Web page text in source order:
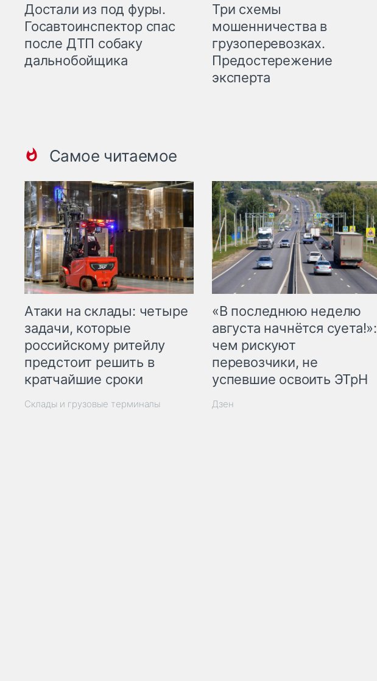
Достали из под фуры.
Госавтоинспектор спас
после ДТП собаку
дальнобойщика
Три схемы
мошенничества в
грузоперевозках.
Предостережение
эксперта
Самое читаемое
Атаки на склады: четыре
задачи, которые
российскому ритейлу
предстоит решить в
кратчайшие сроки
Склады и грузовые терминалы
«В последнюю неделю
августа начнётся суета!»:
чем рискуют
перевозчики, не
успевшие освоить ЭТрН
Дзен